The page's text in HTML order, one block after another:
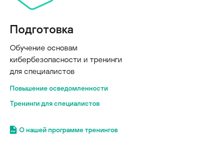
Подготовка
Обучение основам
кибербезопасности и тренинги
для специалистов
Повышение осведомленности
Тренинги для специалистов
О нашей программе тренингов